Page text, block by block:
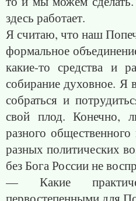
здесь работает.
Я считаю, что наш
формальное
какие-то средства и
собирание духовное. Я
собраться и
свой плод. Конечно,
разного
разных политических
без Бога России не
— Какие